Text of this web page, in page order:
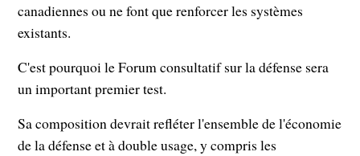
canadiennes ou ne font que renforcer les systèmes
existants.
C'est pourquoi le Forum consultatif sur la défense sera
un important premier test.
Sa composition devrait refléter l'ensemble de l'économie
de la défense et à double usage, y compris les